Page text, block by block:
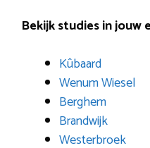
Bekijk studies in jouw
Kûbaard
Wenum Wiesel
Berghem
Brandwijk
Westerbroek